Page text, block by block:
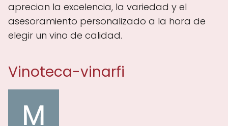
aprecian la excelencia, la variedad y el
asesoramiento personalizado a la hora de
elegir un vino de calidad.
Vinoteca-vinarfi